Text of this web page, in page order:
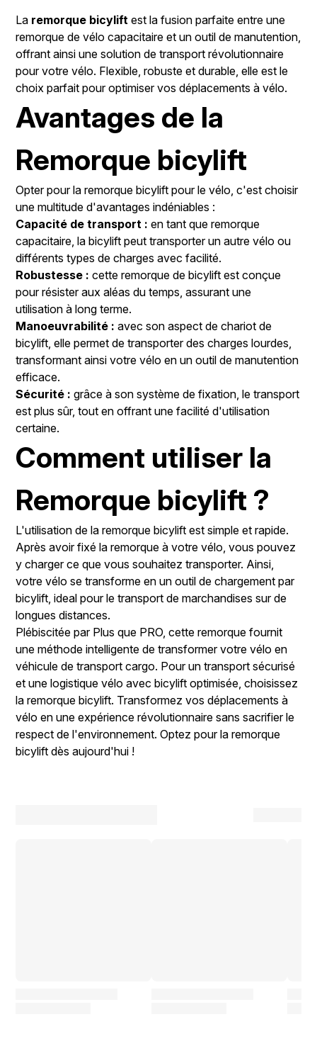
La remorque bicylift est la fusion parfaite entre une
remorque de vélo capacitaire et un outil de manutention,
offrant ainsi une solution de transport révolutionnaire
pour votre vélo. Flexible, robuste et durable, elle est le
choix parfait pour optimiser vos déplacements à vélo.
Avantages de la
Remorque bicylift
Opter pour la remorque bicylift pour le vélo, c'est choisir
une multitude d'avantages indéniables :
Capacité de transport : en tant que remorque
capacitaire, la bicylift peut transporter un autre vélo ou
différents types de charges avec facilité.
Robustesse : cette remorque de bicylift est conçue
pour résister aux aléas du temps, assurant une
utilisation à long terme.
Manoeuvrabilité : avec son aspect de chariot de
bicylift, elle permet de transporter des charges lourdes,
transformant ainsi votre vélo en un outil de manutention
efficace.
Sécurité : grâce à son système de fixation, le transport
est plus sûr, tout en offrant une facilité d'utilisation
certaine.
Comment utiliser la
Remorque bicylift ?
L'utilisation de la remorque bicylift est simple et rapide.
Après avoir fixé la remorque à votre vélo, vous pouvez
y charger ce que vous souhaitez transporter. Ainsi,
votre vélo se transforme en un outil de chargement par
bicylift, ideal pour le transport de marchandises sur de
longues distances.
Plébiscitée par Plus que PRO, cette remorque fournit
une méthode intelligente de transformer votre vélo en
véhicule de transport cargo. Pour un transport sécurisé
et une logistique vélo avec bicylift optimisée, choisissez
la remorque bicylift. Transformez vos déplacements à
vélo en une expérience révolutionnaire sans sacrifier le
respect de l'environnement. Optez pour la remorque
bicylift dès aujourd'hui !